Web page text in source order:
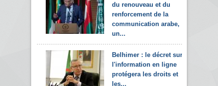
du renouveau et du
renforcement de la
communication arabe,
un...
Belhimer : le décret sur
l'information en ligne
protégera les droits et
les...